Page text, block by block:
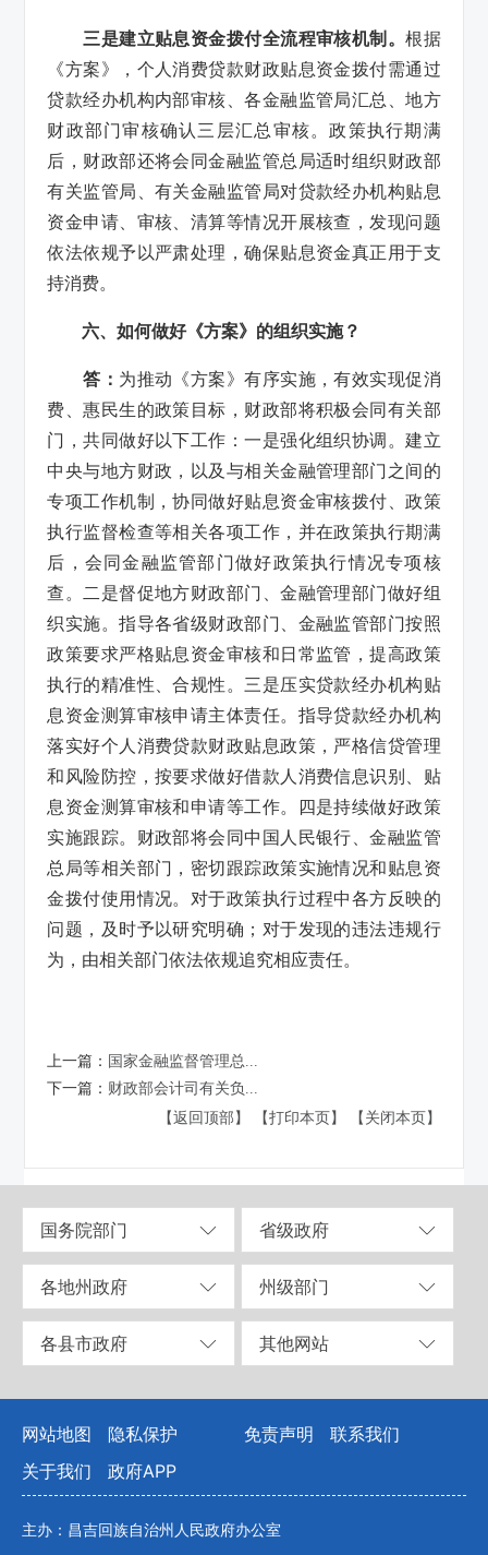
三是建立贴息资金拨付全流程审核机制。根据
《方案》，个人消费贷款财政贴息资金拨付需通过
贷款经办机构内部审核、各金融监管局汇总、地方
财政部门审核确认三层汇总审核。政策执行期满
后，财政部还将会同金融监管总局适时组织财政部
有关监管局、有关金融监管局对贷款经办机构贴息
资金申请、审核、清算等情况开展核查，发现问题
依法依规予以严肃处理，确保贴息资金真正用于支
持消费。
六、如何做好《方案》的组织实施？
答： 为推动《方案》有序实施，有效实现促消
费、惠民生的政策目标，财政部将积极会同有关部
门，共同做好以下工作：一是强化组织协调。建立
中央与地方财政，以及与相关金融管理部门之间的
专项工作机制，协同做好贴息资金审核拨付、政策
执行监督检查等相关各项工作，并在政策执行期满
后，会同金融监管部门做好政策执行情况专项核
查。二是督促地方财政部门、金融管理部门做好组
织实施。指导各省级财政部门、金融监管部门按照
政策要求严格贴息资金审核和日常监管，提高政策
执行的精准性、合规性。三是压实贷款经办机构贴
息资金测算审核申请主体责任。指导贷款经办机构
落实好个人消费贷款财政贴息政策，严格信贷管理
和风险防控，按要求做好借款人消费信息识别、贴
息资金测算审核和申请等工作。四是持续做好政策
实施跟踪。财政部将会同中国人民银行、金融监管
总局等相关部门，密切跟踪政策实施情况和贴息资
金拨付使用情况。对于政策执行过程中各方反映的
问题，及时予以研究明确；对于发现的违法违规行
为，由相关部门依法依规追究相应责任。
上一篇： 国家金融监督管理总...
下一篇： 财政部会计司有关负...
【返回顶部】
【打印本页】 【关闭本页】
国务院部门 省级政府
各地州政府 州级部门
各县市政府 其他网站
网站地图 隐私保护 免责声明
联系我们
关于我们
政府APP
主办：昌吉回族自治州人民政府办公室